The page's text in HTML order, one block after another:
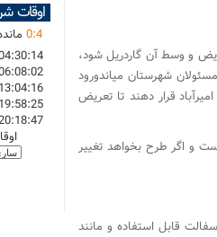
وزارت راه یک‌متر و ۸۵ سانتی‌متر باید تعریض و وسط آن گاردریل شود،
شهرستان میاندورود
قرار دهند تا تعریض
و اگر طرح بخواهد تغییر
جاده گهرباران با بیان اینکه با اجرای کامل پروژه فقط ۱۱ متر آسفالت قابل استفاده و مانند
اوقات
0:4
13:04:16
19:58:25